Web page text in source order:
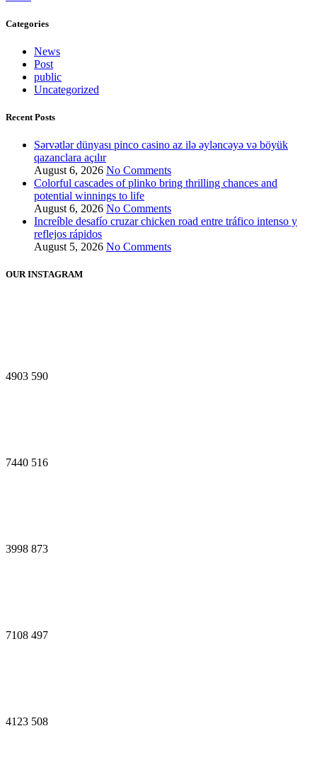
Categories
News
Post
public
Uncategorized
Recent Posts
Sərvətlər dünyası pinco casino az ilə əyləncəyə və böyük
qazanclara açılır
August 6, 2026 No Comments
Colorful cascades of plinko bring thrilling chances and
potential winnings to life
August 6, 2026 No Comments
Increíble desafío cruzar chicken road entre tráfico intenso y
reflejos rápidos
August 5, 2026 No Comments
OUR INSTAGRAM
4903 590
7440 516
3998 873
7108 497
4123 508